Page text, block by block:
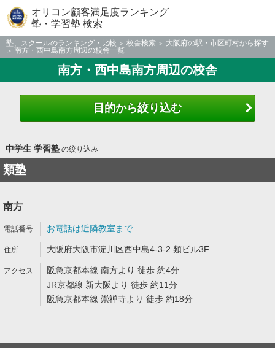
オリコン顧客満足度ランキング
塾・学習塾 検索
塾、スクールのランキング・比較 校舎検索
大阪府の駅・市区町村から探す
南方・西中島南方周辺の校舎一覧
南方・西中島南方周辺の校舎
目的から絞り込む
中学生 学習塾の絞り込み
類塾
南方
お電話は近隣教室まで
大阪府大阪市淀川区西中島4-3-2 類ビル3F
阪急京都本線 南方より 徒歩 約4分
JR京都線 新大阪より 徒歩 約11分
阪急京都本線 崇禅寺より 徒歩 約18分